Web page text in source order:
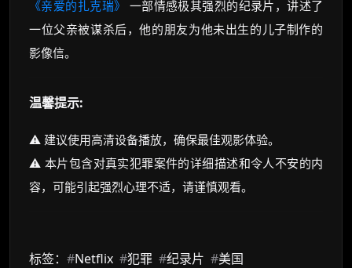
《亲爱的扎克瑞》
一部情感极其强烈的纪录片，讲述了
一位父亲被谋杀后，他的朋友为他未出生的儿子制作的
影像信。
温馨提示:
⚠️ 建议使用高清设备播放，确保最佳观影体验。
⚠️ 本片包含对真实犯罪案件的详细描述和令人不安的内
容，可能引起强烈心理不适，请谨慎观看。
标签： #Netflix #犯罪 #纪录片 #美国